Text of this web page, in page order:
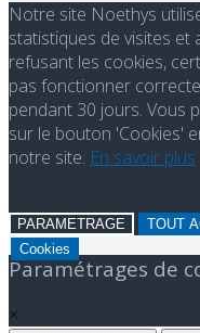
Notre site Noethys
statistiques de visites et
refusant les cookies,
pas fonctionner
pendant 30 jours. Vous
sur le bouton 'Cookies'
notre site. En savoir plus
PARAMETRAGE TOUT
Cookies
Paramétrages de
×